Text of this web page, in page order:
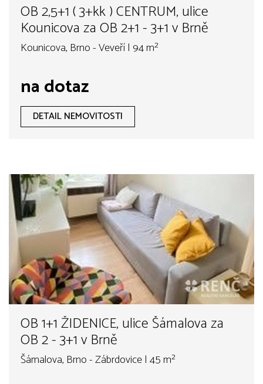
OB 2,5+1 ( 3+kk ) CENTRUM, ulice
Kounicova za OB 2+1 - 3+1 v Brně
Kounicova, Brno - Veveří | 94 m²
na dotaz
DETAIL NEMOVITOSTI
OB 1+1 ŽIDENICE, ulice Šámalova za
OB 2 - 3+1 v Brně
Šámalova, Brno - Zábrdovice | 45 m²